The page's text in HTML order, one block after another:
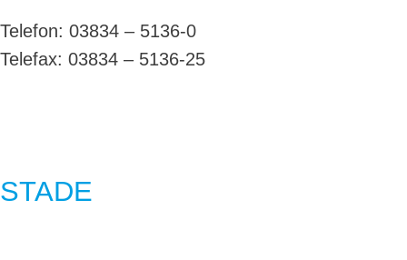
Telefon: 03834 – 5136-0
Telefax: 03834 – 5136-25
STADE